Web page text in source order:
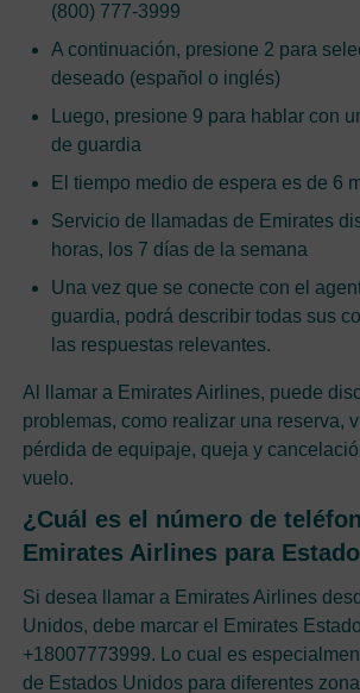
(800) 777-3999
A continuación, presione 2 para
deseado (español o inglés)
Luego, presione 9 para hablar con
de guardia
El tiempo medio de espera es de 6
Servicio de llamadas de Emirates
horas, los 7 días de la semana
Una vez que se conecte con el
guardia, podrá describir todas sus
las respuestas relevantes.
Al llamar a Emirates Airlines, puede
problemas, como realizar una reserva,
pérdida de equipaje, queja y
vuelo.
¿Cuál es el número de
Emirates Airlines para
Si desea llamar a Emirates Airlines
Unidos, debe marcar el Emirates
+18007773999. Lo cual es
de Estados Unidos para diferentes